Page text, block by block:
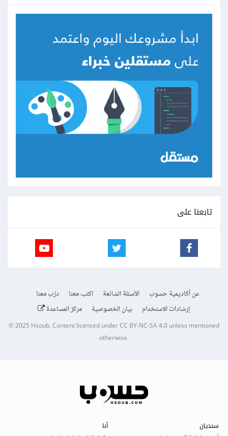
تابعنا على
عن أكاديمية حسوب الأسئلة الشائعة اكتب معنا
درّب معنا
إرشادات الاستخدام
بيان الخصوصية مركز المساعدة
© 2025Hsoub.Content licensed underCC BY-NC-SA 4.0unless mentioned
otherwise.